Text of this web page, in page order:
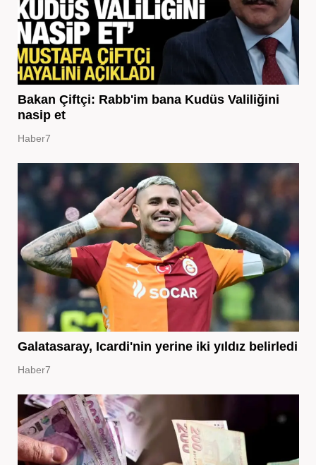
Bakan Çiftçi: Rabb'im bana Kudüs Valiliğini
nasip et
Haber7
Galatasaray, Icardi'nin yerine iki yıldız belirledi
Haber7